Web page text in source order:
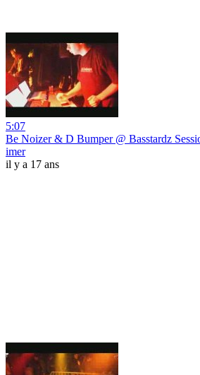
5:07
Be Noizer & D Bumper @ Basstardz
imer
il y a 17 ans